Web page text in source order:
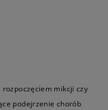
mikcji czy
podejrzenie chorób